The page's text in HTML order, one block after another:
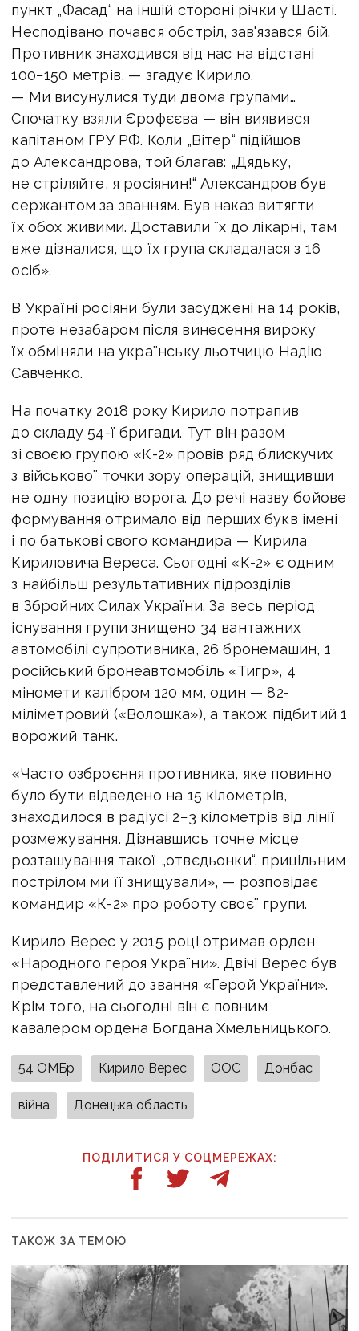
пункт „Фасад“ на іншій стороні річки у Щасті.
Несподівано почався обстріл, зав'язався бій.
Противник знаходився від нас на відстані
100−150 метрів, — згадує Кирило.
— Ми висунулися туди двома групами…
Спочатку взяли Єрофєєва — він виявився
капітаном ГРУ РФ. Коли „Вітер“ підійшов
до Александрова, той благав: „Дядьку,
не стріляйте, я росіянин!“ Александров був
сержантом за званням. Був наказ витягти
їх обох живими. Доставили їх до лікарні, там
вже дізналися, що їх група складалася з 16
осіб».
В Україні росіяни були засуджені на 14 років,
проте незабаром після винесення вироку
їх обміняли на українську льотчицю Надію
Савченко.
На початку 2018 року Кирило потрапив
до складу 54-ї бригади. Тут він разом
зі своєю групою «К-2» провів ряд блискучих
з військової точки зору операцій, знищивши
не одну позицію ворога. До речі назву бойове
формування отримало від перших букв імені
і по батькові свого командира — Кирила
Кириловича Вереса. Сьогодні «К-2» є одним
з найбільш результативних підрозділів
в Збройних Силах України. За весь період
існування групи знищено 34 вантажних
автомобілі супротивника, 26 бронемашин, 1
російський бронеавтомобіль «Тигр», 4
міномети калібром 120 мм, один — 82-
міліметровий («Волошка»), а також підбитий 1
ворожий танк.
«Часто озброєння противника, яке повинно
було бути відведено на 15 кілометрів,
знаходилося в радіусі 2−3 кілометрів від лінії
розмежування. Дізнавшись точне місце
розташування такої „отвєдьонки“, прицільним
пострілом ми її знищували», — розповідає
командир «К-2» про роботу своєї групи.
Кирило Верес у 2015 році отримав орден
«Народного героя України». Двічі Верес був
представлений до звання «Герой України».
Крім того, на сьогодні він є повним
кавалером ордена Богдана Хмельницького.
54 ОМБр Кирило Верес ООС Донбас
війна Донецька область
ПОДІЛИТИСЯ У СОЦМЕРЕЖАХ:
ТАКОЖ ЗА ТЕМОЮ